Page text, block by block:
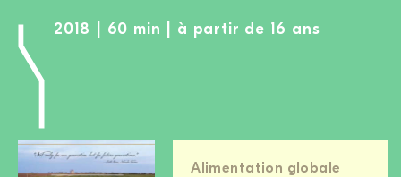
2018 | 60 min | à partir de 16 ans
Alimentation globale